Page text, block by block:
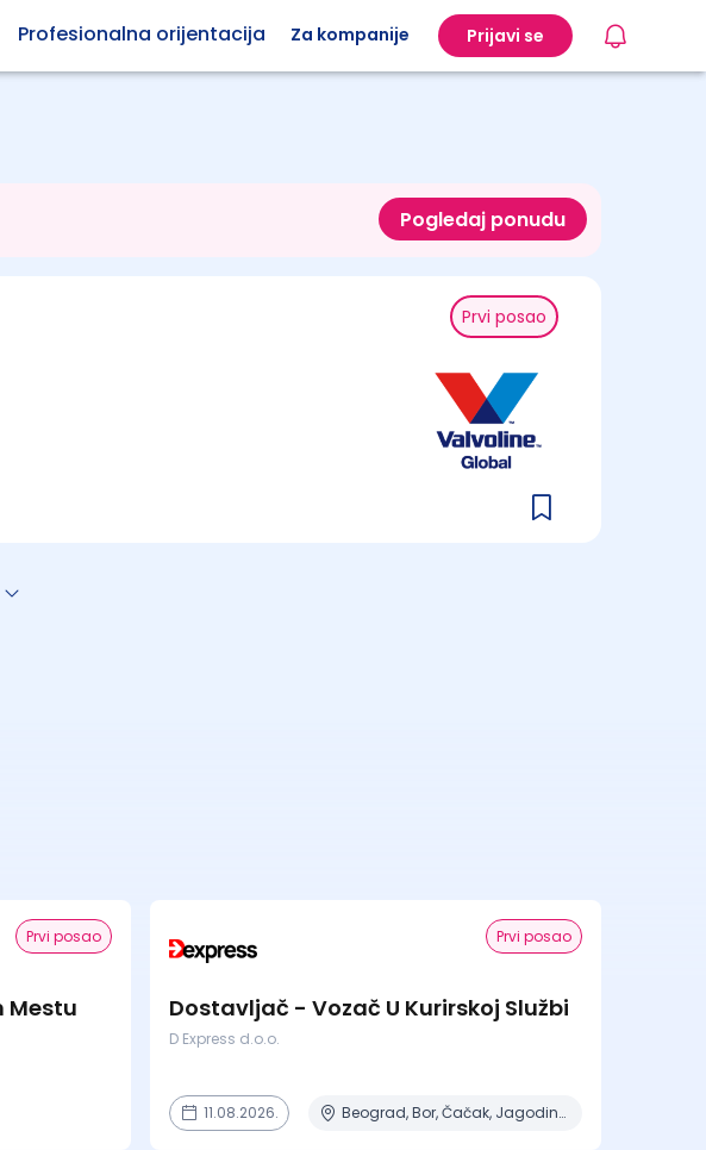
Profesionalna orijentacija Za kompanije Prijavi se
Pogledaj ponudu
Prvi posao
Prvi posao
Mestu
Prvi posao
Dostavljač - Vozač U Kurirskoj Službi
D Express d.o.o.
11.08.2026. Beograd, Bor, Čačak, Jagodina, Kikinda + 23 mesta | Terenski rad